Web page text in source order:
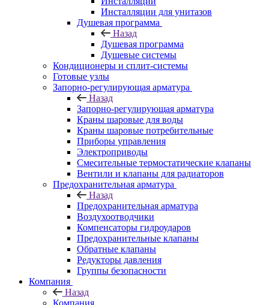
Инсталляции для унитазов
Душевая программа
Назад
Душевая программа
Душевые системы
Кондиционеры и сплит-системы
Готовые узлы
Запорно-регулирующая арматура
Назад
Запорно-регулирующая арматура
Краны шаровые для воды
Краны шаровые потребительные
Приборы управления
Электроприводы
Смесительные термостатические клапаны
Вентили и клапаны для радиаторов
Предохранительная арматура
Назад
Предохранительная арматура
Воздухоотводчики
Компенсаторы гидроударов
Предохранительные клапаны
Обратные клапаны
Редукторы давления
Группы безопасности
Компания
Назад
Компания